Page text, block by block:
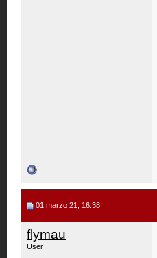
01 marzo 21, 16:38
flymau
User